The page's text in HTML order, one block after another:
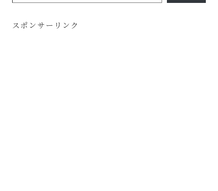
スポンサーリンク